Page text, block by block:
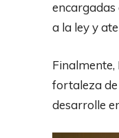
encargadas
a la ley y
fortaleza
desarrolle